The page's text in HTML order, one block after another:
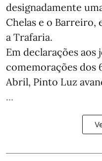
designadamente
Chelas e o Barreiro,
a Trafaria.
Em declarações aos
comemorações dos
Abril, Pinto Luz
...